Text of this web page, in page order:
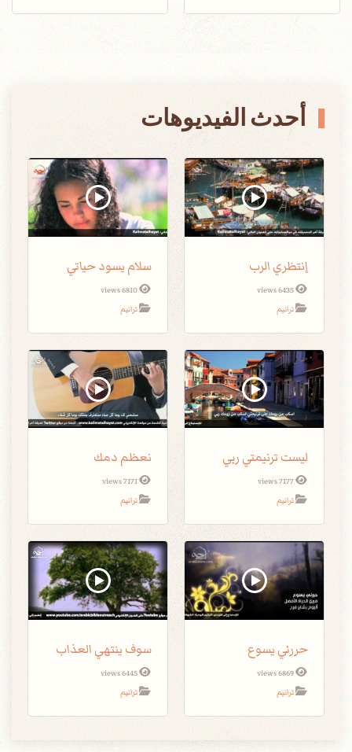
أحدث الفيديوهات
إنتظري الرب
6435 views
ترانيم
سلام يسود حياتي
6810 views
ترانيم
ليست ترنيمتي ربي
7177 views
ترانيم
نعظم دمك
7171 views
ترانيم
حررني يسوع
6869 views
ترانيم
سوف ينتهي العذاب
6445 views
ترانيم